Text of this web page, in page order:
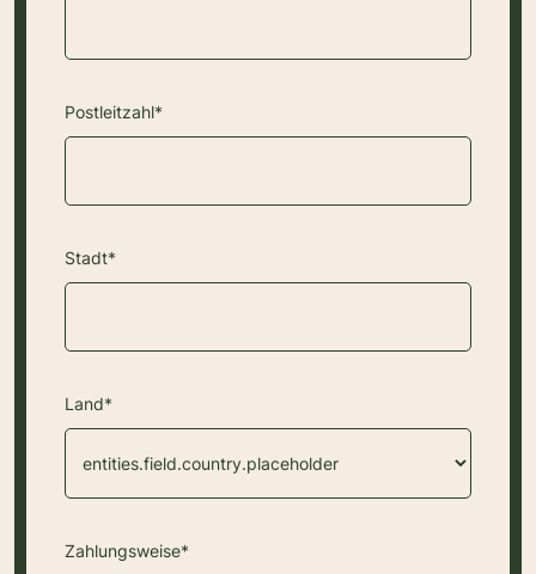
Postleitzahl*
Stadt*
Land*
Zahlungsweise*